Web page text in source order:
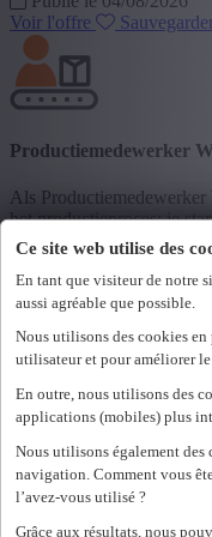
Ce site web utilise des
En tant que visiteur de notre
aussi agréable que possible.
Nous utilisons des cookies
utilisateur et pour améliorer
En outre, nous utilisons des
applications (mobiles) plus
Nous utilisons également
navigation. Comment vous
l’avez-vous utilisé ?
Grâce aux résultats, nous
Voir l'offre
Productiemedewerker
Als
het productieproces: je
te groeien naar een
3200 Aarschot
40 h/semaine
Publié le 22/07/2026
Voir l'offre